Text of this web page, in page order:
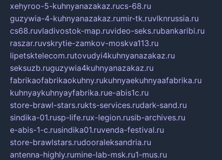
xehyroo-5-kuhnyanazakaz.rucs-68.ru
guzywia-4-kuhnyanazakaz.rumir-tk.ruvlknrussia.ru
cs68.ruvladivostok-map.ruvideo-seks.rubankaribi.ru
raszar.ruvskrytie-zamkov-moskva113.ru
lipetsktelecom.rutovudyi4kuhnyanazakaz.ru
seksuzb.ruguzywia4kuhnyanazakaz.ru
fabrikaofabrikaokuhny.rukuhnyaekuhnyaafabrika.ru
kuhnyaykuhnyayfabrika.rue-abis1c.ru
store-brawl-stars.rukts-services.rudark-sand.ru
sindika-01.rusp-life.rux-legion.rusib-archives.ru
e-abis-1-c.rusindika01.ruvenda-festival.ru
store-brawlstars.rudooraleksandria.ru
antenna-highly.rumine-lab-msk.ru1-mus.ru